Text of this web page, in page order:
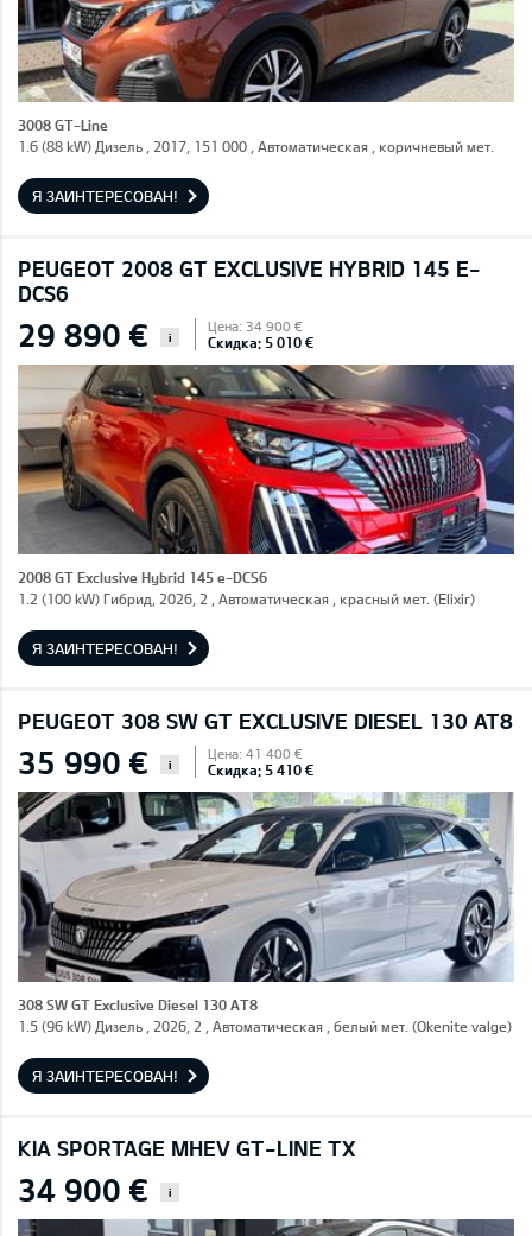
3008 GT-Line
1.6 (88 kW) Дизель , 2017, 151 000 , Автоматическая , коричневый мет.
Я ЗАИНТЕРЕСОВАН!
PEUGEOT 2008 GT EXCLUSIVE HYBRID 145 E-
DCS6
29 890 € i
Цена: 34 900 €
Скидка: 5 010 €
2008 GT Exclusive Hybrid 145 e-DCS6
1.2 (100 kW) Гибрид, 2026, 2 , Автоматическая , красный мет. (Elixir)
Я ЗАИНТЕРЕСОВАН!
PEUGEOT 308 SW GT EXCLUSIVE DIESEL 130 AT8
35 990 € i
Цена: 41 400 €
Скидка: 5 410 €
308 SW GT Exclusive Diesel 130 AT8
1.5 (96 kW) Дизель , 2026, 2 , Автоматическая , белый мет. (Okenite valge)
Я ЗАИНТЕРЕСОВАН!
KIA SPORTAGE MHEV GT-LINE TX
34 900 € i